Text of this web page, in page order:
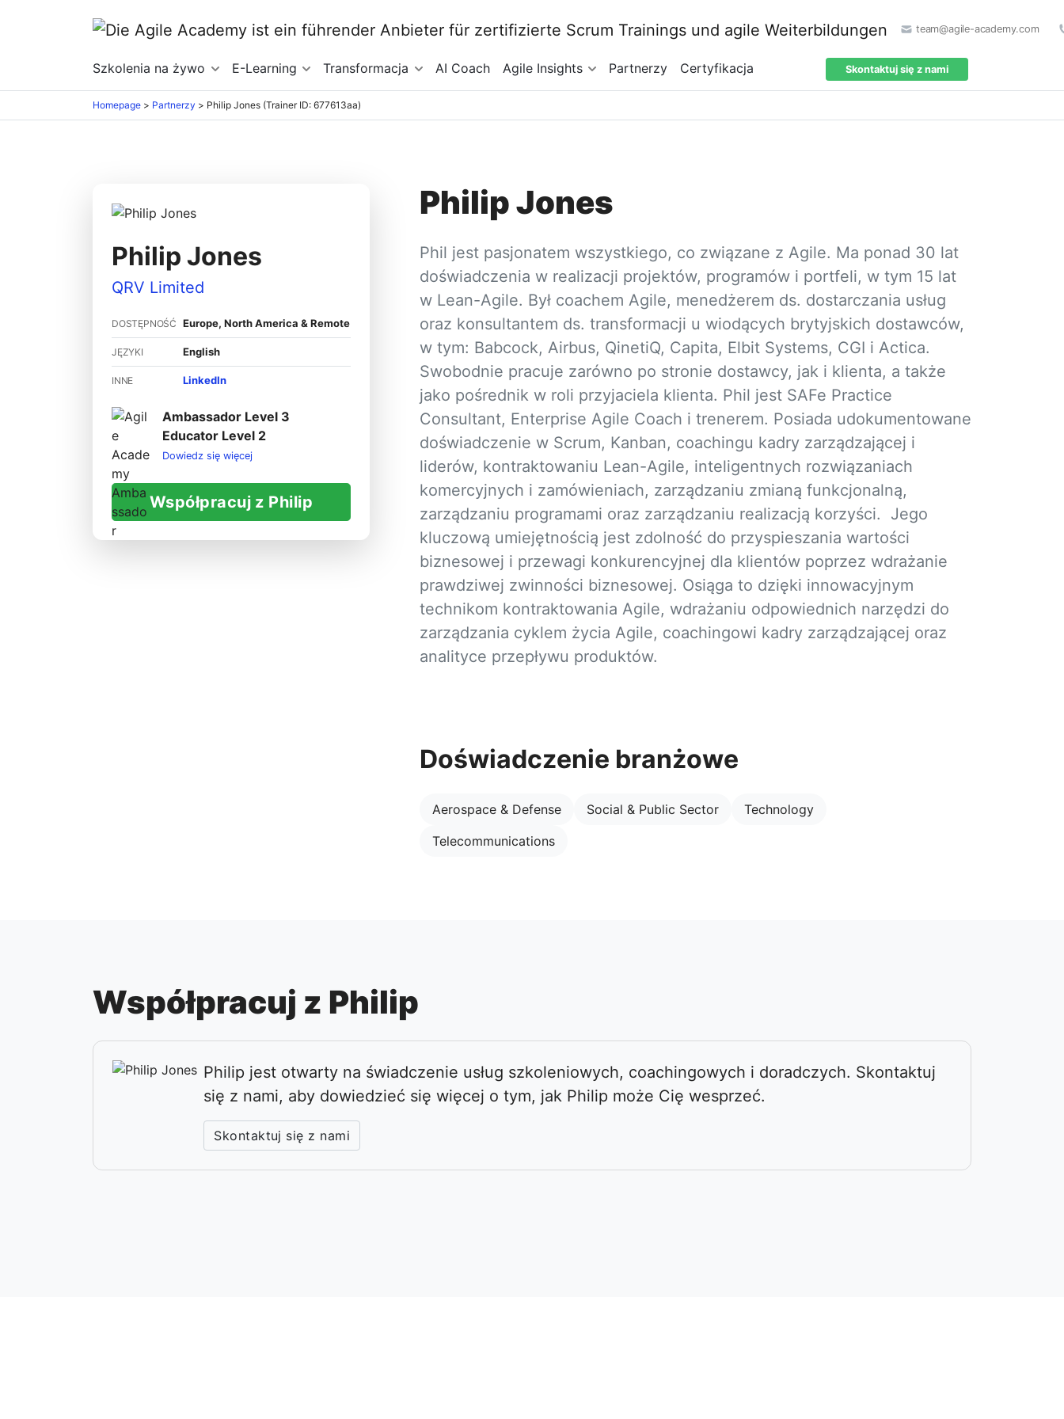
team@agile-academy.com
Szkolenia na żywo E-Learning Transformacja AI Coach Agile Insights Partnerzy Certyfikacja Skontaktuj się z nami
Homepage > Partnerzy > Philip Jones (Trainer ID: 677613aa)
Philip Jones
QRV Limited
DOSTĘPNOŚĆ Europe, North America & Remote
JĘZYKI English
INNE LinkedIn
Ambassador Level 3
Educator Level 2
Dowiedz się więcej
Współpracuj z Philip
Philip Jones
Phil jest pasjonatem wszystkiego, co związane z Agile. Ma ponad 30 lat
doświadczenia w realizacji projektów, programów i portfeli, w tym 15 lat
w Lean-Agile. Był coachem Agile, menedżerem ds. dostarczania usług
oraz konsultantem ds. transformacji u wiodących brytyjskich dostawców,
w tym: Babcock, Airbus, QinetiQ, Capita, Elbit Systems, CGI i Actica.
Swobodnie pracuje zarówno po stronie dostawcy, jak i klienta, a także
jako pośrednik w roli przyjaciela klienta. Phil jest SAFe Practice
Consultant, Enterprise Agile Coach i trenerem. Posiada udokumentowane
doświadczenie w Scrum, Kanban, coachingu kadry zarządzającej i
liderów, kontraktowaniu Lean-Agile, inteligentnych rozwiązaniach
komercyjnych i zamówieniach, zarządzaniu zmianą funkcjonalną,
zarządzaniu programami oraz zarządzaniu realizacją korzyści. Jego
kluczową umiejętnością jest zdolność do przyspieszania wartości
biznesowej i przewagi konkurencyjnej dla klientów poprzez wdrażanie
prawdziwej zwinności biznesowej. Osiąga to dzięki innowacyjnym
technikom kontraktowania Agile, wdrażaniu odpowiednich narzędzi do
zarządzania cyklem życia Agile, coachingowi kadry zarządzającej oraz
analityce przepływu produktów.
Doświadczenie branżowe
Aerospace & Defense Social & Public Sector
Technology
Telecommunications
Współpracuj z Philip
Philip jest otwarty na świadczenie usług szkoleniowych, coachingowych i doradczych. Skontaktuj
się z nami, aby dowiedzieć się więcej o tym, jak Philip może Cię wesprzeć.
Skontaktuj się z nami